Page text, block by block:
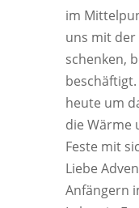
im
uns mit
schenken,
heute um
die Wärme
Feste mit
Liebe
Anfängern